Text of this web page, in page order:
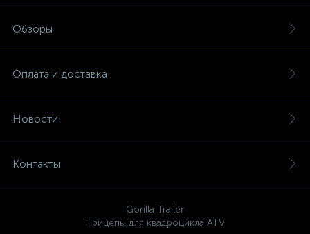
Обзоры
Оплата и доставка
Новости
Контакты
Gorilla Trailer
Прицепы для квадроцикла ATV